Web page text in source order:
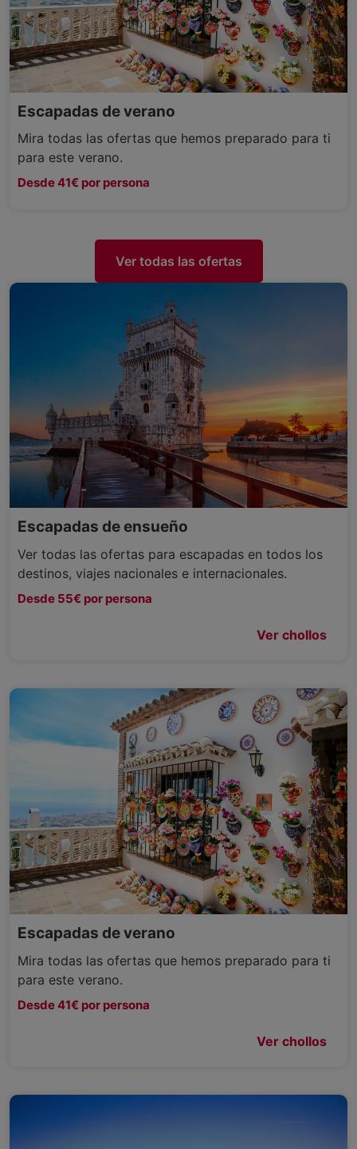
Escapadas de verano
Mira todas las ofertas que hemos preparado para ti
para este verano.
Desde 41€ por persona
Ver todas las ofertas
Escapadas de ensueño
Ver todas las ofertas para escapadas en todos los
destinos, viajes nacionales e internacionales.
Desde 55€ por persona
Ver chollos
Escapadas de verano
Mira todas las ofertas que hemos preparado para ti
para este verano.
Desde 41€ por persona
Ver chollos